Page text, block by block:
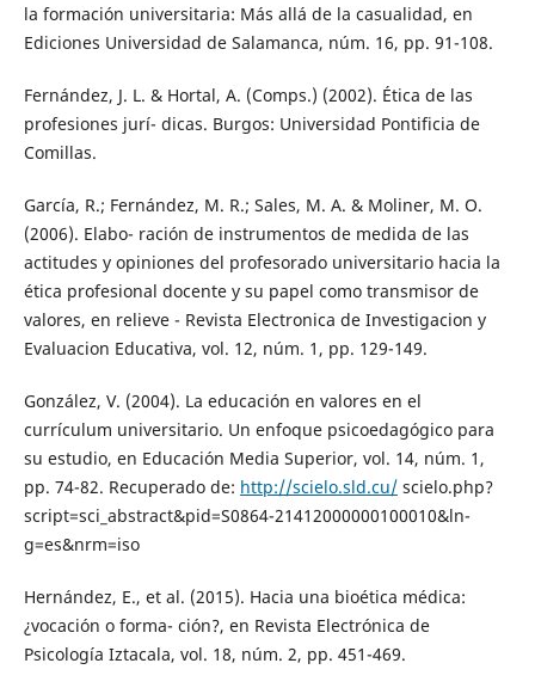
la formación universitaria: Más allá de la casualidad, en
Ediciones Universidad de Salamanca, núm. 16, pp. 91-108.
Fernández, J. L. & Hortal, A. (Comps.) (2002). Ética de las
profesiones jurí- dicas. Burgos: Universidad Pontificia de
Comillas.
García, R.; Fernández, M. R.; Sales, M. A. & Moliner, M. O.
(2006). Elabo- ración de instrumentos de medida de las
actitudes y opiniones del profesorado universitario hacia la
ética profesional docente y su papel como transmisor de
valores, en relieve - Revista Electronica de Investigacion y
Evaluacion Educativa, vol. 12, núm. 1, pp. 129-149.
González, V. (2004). La educación en valores en el
currículum universitario. Un enfoque psicoedagógico para
su estudio, en Educación Media Superior, vol. 14, núm. 1,
pp. 74-82. Recuperado de: http://scielo.sld.cu/scielo.php?
script=sci_abstract&pid=S0864-21412000000100010&ln-
g=es&nrm=iso
Hernández, E., et al. (2015). Hacia una bioética médica:
¿vocación o forma- ción?, en Revista Electrónica de
Psicología Iztacala, vol. 18, núm. 2, pp. 451-469.